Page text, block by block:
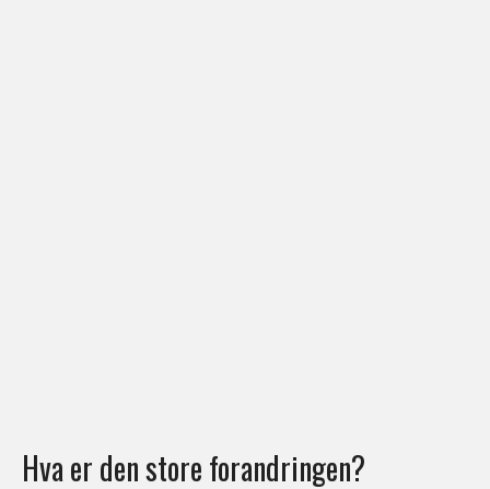
Hva er den store forandringen?